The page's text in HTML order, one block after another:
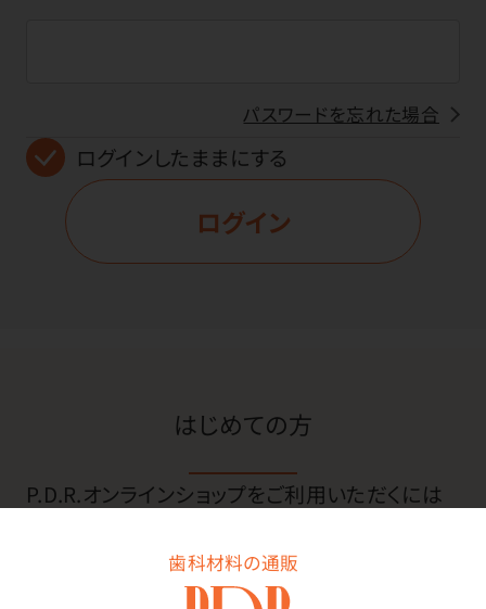
歯科材料の通販
パスワードを忘れた場合
ログインしたままにする
ログイン
はじめての方
P.D.R.オンラインショップをご利用いただくには
規会員登録」ボタンを押してください。